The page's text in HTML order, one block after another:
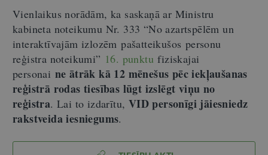
Vienlaikus norādām, ka saskaņā ar Ministru
kabineta noteikumu Nr. 333 “No azartspēlēm un
interaktīvajām izlozēm pašatteikušos personu
reģistra noteikumi” 16. punktu fiziskajai
personai ne ātrāk kā 12 mēnešus pēc iekļaušanas
reģistrā rodas tiesības lūgt izslēgt viņu no
reģistra. Lai to izdarītu, VID personīgi jāiesniedz
rakstveida iesniegums.